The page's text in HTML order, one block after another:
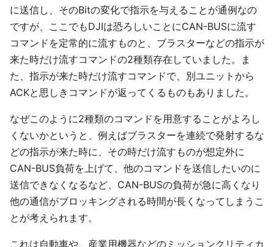
に送信し、そのBitの変化で指示を与えることが通例なの
ですが、ここでもDJIは恐ろしいことにCAN-BUSに流す
コマンドを定常的に流すものと、ブラスターなどの指示が
来た時だけ流すコマンドの2種類存在していました。ま
た、指示が来た時だけ流すコマンドで、別ユニットから
ACKと思しきコマンドが返ってくるものもありました。
なぜこのように2種類のコマンドを用意することがよろし
くないかというと、例えばブラスターを連続で発射するな
どの指示が来た時に、その時だけ流すものが想定外に
CAN-BUS負荷を上げて、他のコマンドを送信したいのに
送信できなくなるなど、CAN-BUSの負荷が急に高くなり
他の通信がブロッキングされる時間が長くなってしまうこ
とが考えられます。
これは自動車や、産業用機器などのミッションクリティカ